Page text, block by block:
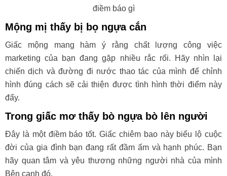
điềm báo gì
Mộng mị thấy bị bọ ngựa cắn
Giấc mộng mang hàm ý rằng chất lượng công việc
marketing của bạn đang gặp nhiều rắc rối. Hãy nhìn lại
chiến dịch và đường đi nước thao tác của mình để chỉnh
hình đúng cách sẽ cải thiện được tình hình thời điểm này
đấy.
Trong giấc mơ thấy bò ngựa bò lên người
Đây là một điềm báo tốt. Giấc chiêm bao này biểu lộ cuộc
đời của gia đình bạn đang rất đầm ấm và hạnh phúc. Bạn
hãy quan tâm và yêu thương những người nhà của mình
Bên cạnh đó.